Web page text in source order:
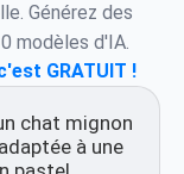
Générez des
modèles d'IA.
GRATUIT !